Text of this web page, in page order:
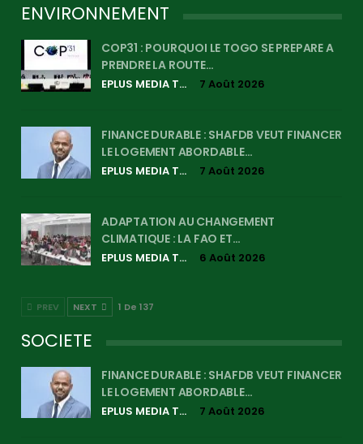
ENVIRONNEMENT
COP31 : POURQUOI LE TOGO SE PREPARE A
PRENDRE LA ROUTE…
EPLUS MEDIA TV 7 Août 2026
FINANCE DURABLE : SHAFDB VEUT FINANCER
LE LOGEMENT ABORDABLE…
EPLUS MEDIA TV 7 Août 2026
ADAPTATION AU CHANGEMENT
CLIMATIQUE : LA FAO ET…
EPLUS MEDIA TV 6 Août 2026
PREV NEXT 1 De 137
SOCIETE
FINANCE DURABLE : SHAFDB VEUT FINANCER
LE LOGEMENT ABORDABLE…
EPLUS MEDIA TV 7 Août 2026